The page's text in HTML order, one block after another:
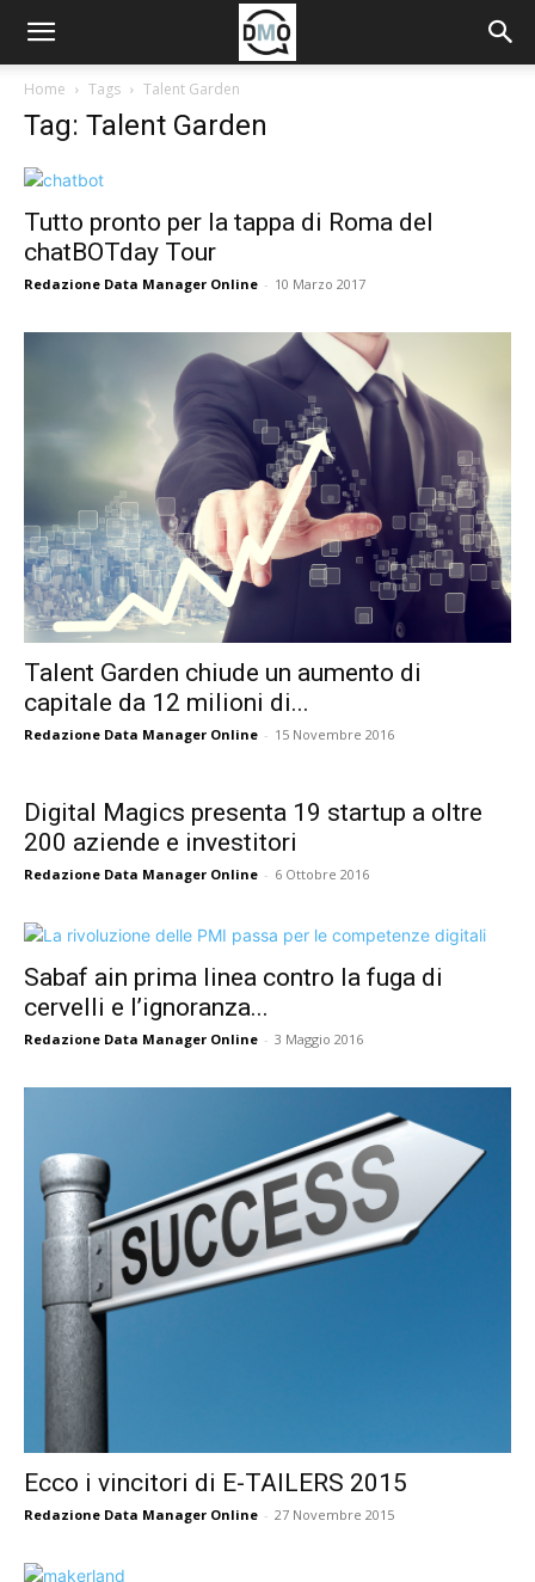
Home Tags Talent Garden
Tag: Talent Garden
Tutto pronto per la tappa di Roma del
chatBOTday Tour
Redazione Data Manager Online - 10 Marzo 2017
Talent Garden chiude un aumento di
capitale da 12 milioni di...
Redazione Data Manager Online - 15 Novembre 2016
Digital Magics presenta 19 startup a oltre
200 aziende e investitori
Redazione Data Manager Online - 6 Ottobre 2016
Sabaf ain prima linea contro la fuga di
cervelli e l’ignoranza...
Redazione Data Manager Online - 3 Maggio 2016
Ecco i vincitori di E-TAILERS 2015
Redazione Data Manager Online - 27 Novembre 2015